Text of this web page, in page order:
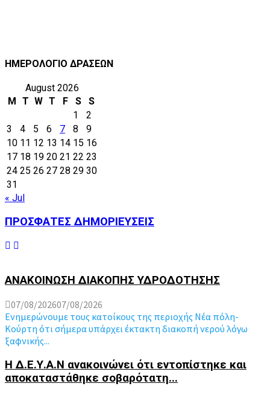
ΗΜΕΡΟΛΟΓΙΟ ΔΡΑΣΕΩΝ
August 2026
M
T W T F S
S
1
2
3
4 5 6 7 8
9
10 11 12 13 14 15 16
17 18 19 20 21 22 23
24 25 26 27 28 29 30
31
« Jul
ΠΡΟΣΦΑΤΕΣ ΔΗΜΟΡΙΕΥΣΕΙΣ
ΑΝΑΚΟΙΝΩΣΗ ΔΙΑΚΟΠΗΣ ΥΔΡΟΔΟΤΗΣΗΣ
07/08/202607/08/2026
Ενημερώνουμε τους κατοίκους της περιοχής Νέα πόλη-
Κούρτη ότι σήμερα υπάρχει έκτακτη διακοπή νερού λόγω
ξαφνικής...
Η Δ.Ε.Υ.Α.Ν ανακοινώνει ότι εντοπίστηκε και
αποκαταστάθηκε σοβαρότατη...